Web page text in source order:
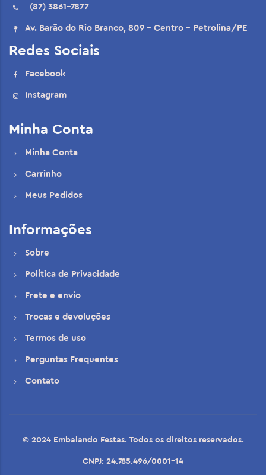
(87) 3861-7877
Av. Barão do Rio Branco, 809 - Centro - Petrolina/PE
Redes Sociais
Facebook
Instagram
Minha Conta
Minha Conta
Carrinho
Meus Pedidos
Informações
Sobre
Política de Privacidade
Frete e envio
Trocas e devoluções
Termos de uso
Perguntas Frequentes
Contato
© 2024 Embalando Festas. Todos os direitos reservados.
CNPJ: 24.785.496/0001-14